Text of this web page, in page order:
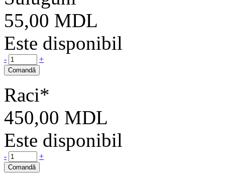
55,00 MDL
Este disponibil
- +
Comandă
Raci*
450,00 MDL
Este disponibil
- +
Comandă